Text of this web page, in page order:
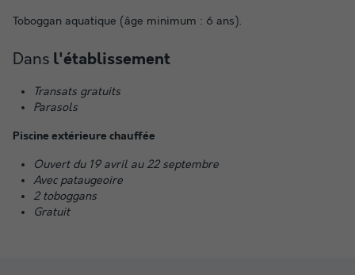
Toboggan aquatique (âge minimum : 6 ans).
Dans l'établissement
Transats gratuits
Parasols
Piscine extérieure chauffée
Ouvert du 19 avril au 22 septembre
Avec pataugeoire
2 toboggans
Gratuit